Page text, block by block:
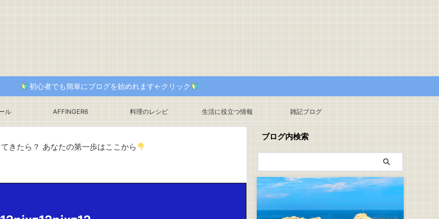
初心者でも簡単にブログを始めれます←クリック
ル AFFINGER6 料理のレシピ 生活に役立つ情報 雑記ブログ
きたら？ あなたの第一歩はここから
ブログ内検索